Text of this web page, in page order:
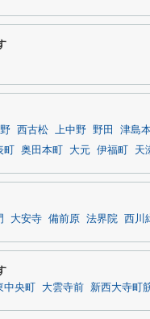
西古松 上中野 野田 津島本
奥田本町 大元 伊福町 天
大安寺 備前原 法界院 西川
中央町 大雲寺前 新西大寺町